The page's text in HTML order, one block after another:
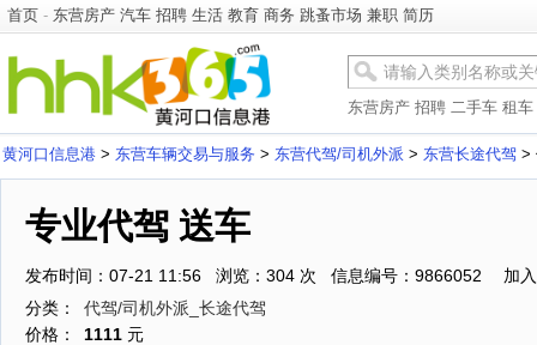
首页 - 东营房产 汽车 招聘 生活 教育 商务 跳蚤市场 兼职 简历
东营房产 招聘 二手车 租车
黄河口信息港 > 东营车辆交易与服务 > 东营代驾/司机外派 > 东营长途代驾 >
专业代驾 送车
发布时间：07-21 11:56 浏览：304 次 信息编号：9866052
加
分类：
代驾/司机外派_长途代驾
价格：
1111 元